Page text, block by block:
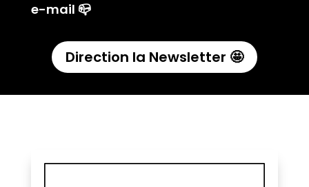
e-mail 📪
Direction la Newsletter 🤩